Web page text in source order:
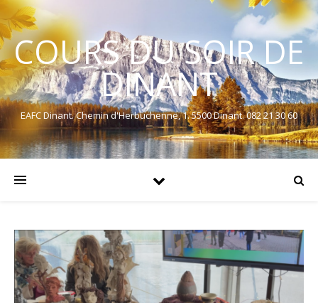
COURS DU SOIR DE
DINANT
EAFC Dinant. Chemin d'Herbuchenne, 1. 5500 Dinant. 082 21 30 60